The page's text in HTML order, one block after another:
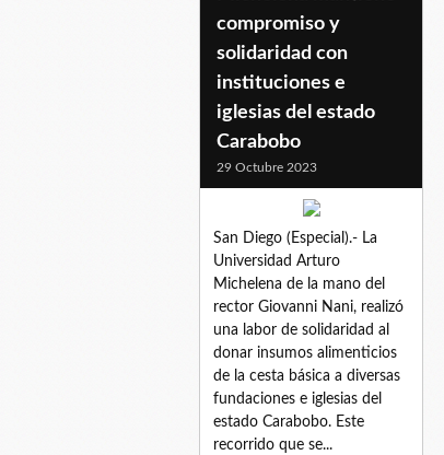
compromiso y
solidaridad con
instituciones e
iglesias del estado
Carabobo
29 Octubre 2023
San Diego (Especial).- La
Universidad Arturo
Michelena de la mano del
rector Giovanni Nani, realizó
una labor de solidaridad al
donar insumos alimenticios
de la cesta básica a diversas
fundaciones e iglesias del
estado Carabobo. Este
recorrido que se...